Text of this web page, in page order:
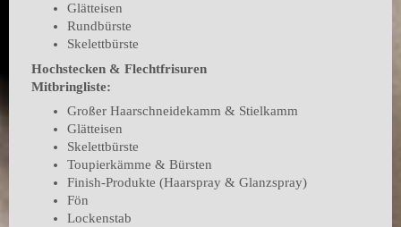
Glätteisen
Rundbürste
Skelettbürste
Hochstecken & Flechtfrisuren
Mitbringliste:
Großer Haarschneidekamm & Stielkamm
Glätteisen
Skelettbürste
Toupierkämme & Bürsten
Finish-Produkte (Haarspray & Glanzspray)
Fön
Lockenstab